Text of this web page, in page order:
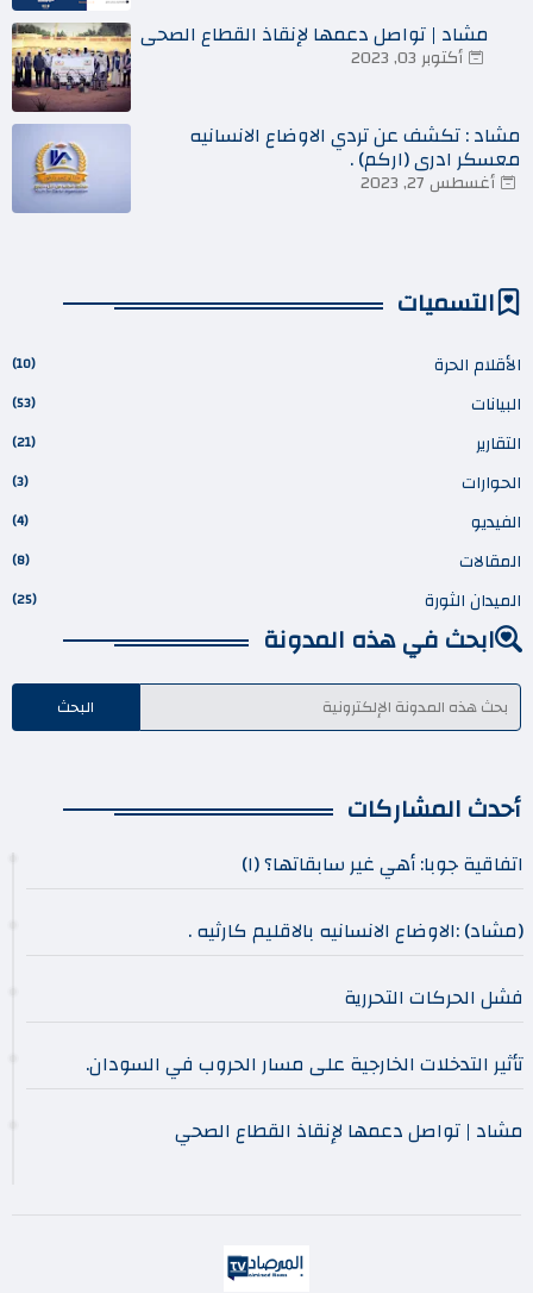
مشاد | تواصل دعمها لإنقاذ القطاع الصحي
أكتوبر 03, 2023
مشاد : تكشف عن تردي الاوضاع الانسانيه
معسكر ادري (اركم) .
أغسطس 27, 2023
التسميات
الأقلام الحرة (10)
البيانات (53)
التقارير (21)
الحوارات (3)
الفيديو (4)
المقالات (8)
الميدان الثورة (25)
ابحث في هذه المدونة
أحدث المشاركات
اتفاقية جوبا: أهي غير سابقاتها؟ (١)
(مشاد) :الاوضاع الانسانيه بالاقليم كارثيه .
فشل الحركات التحررية
تأثير التدخلات الخارجية على مسار الحروب في السودان.
مشاد | تواصل دعمها لإنقاذ القطاع الصحي